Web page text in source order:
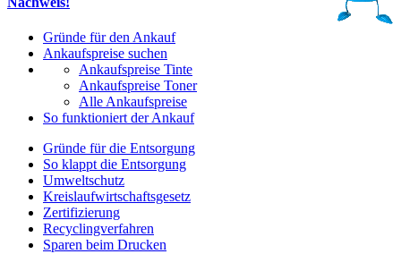
Gründe für den Ankauf
Ankaufspreise suchen
Ankaufspreise Tinte
Ankaufspreise Toner
Alle Ankaufspreise
So funktioniert der Ankauf
Gründe für die Entsorgung
So klappt die Entsorgung
Umweltschutz
Kreislaufwirtschaftsgesetz
Zertifizierung
Recyclingverfahren
Sparen beim Drucken